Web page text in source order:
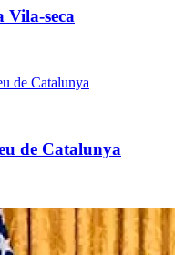
Vila-seca
de Catalunya